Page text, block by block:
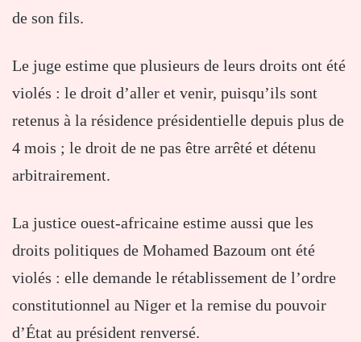
de son fils.
Le juge estime que plusieurs de leurs droits ont été
violés : le droit d’aller et venir, puisqu’ils sont
retenus à la résidence présidentielle depuis plus de
4 mois ; le droit de ne pas être arrêté et détenu
arbitrairement.
La justice ouest-africaine estime aussi que les
droits politiques de Mohamed Bazoum ont été
violés : elle demande le rétablissement de l’ordre
constitutionnel au Niger et la remise du pouvoir
d’État au président renversé.